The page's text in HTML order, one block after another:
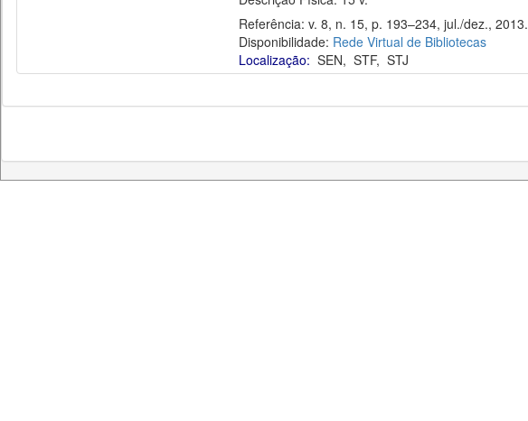
Referência: v. 8, n. 15, p. 193–234, jul./dez., 2013.
Disponibilidade: Rede Virtual de Bibliotecas
Localização: SEN, STF, STJ